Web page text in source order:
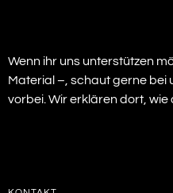
Wenn ihr uns unterstützen
Material –, schaut gerne bei
vorbei. Wir erklären dort, wie